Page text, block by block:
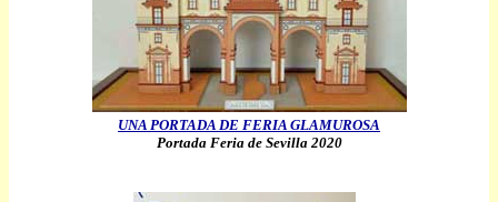
UNA PORTADA DE FERIA GLAMUROSA
Portada Feria de Sevilla 2020